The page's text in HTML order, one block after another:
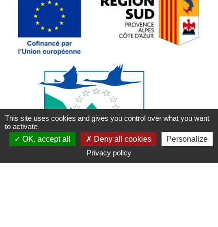
This site uses cookies and gives you control over what you want
to activate
OK, accept all
Deny all cookies
Personalize
Privacy policy